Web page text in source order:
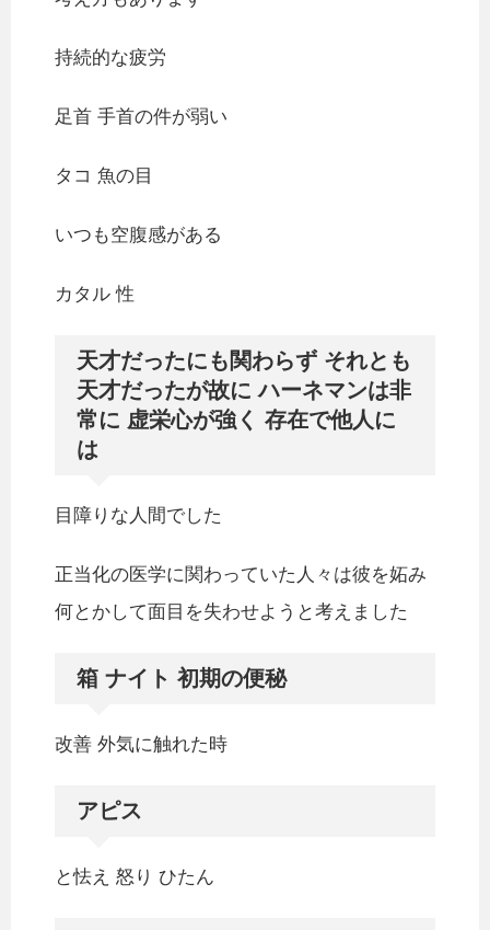
持続的な疲労
足首 手首の件が弱い
タコ 魚の目
いつも空腹感がある
カタル 性
天才だったにも関わらず それとも
天才だったが故に ハーネマンは非
常に 虚栄心が強く 存在で他人に
は
目障りな人間でした
正当化の医学に関わっていた人々は彼を妬み
何とかして面目を失わせようと考えました
箱 ナイト 初期の便秘
改善 外気に触れた時
アピス
と怯え 怒り ひたん